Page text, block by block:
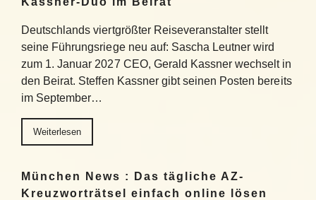
Deutschlands viertgrößter Reiseveranstalter stellt
seine Führungsriege neu auf: Sascha Leutner wird
zum 1. Januar 2027 CEO, Gerald Kassner wechselt in
den Beirat. Steffen Kassner gibt seinen Posten bereits
im September…
Weiterlesen
München News : Das tägliche AZ-
Kreuzworträtsel einfach online lösen